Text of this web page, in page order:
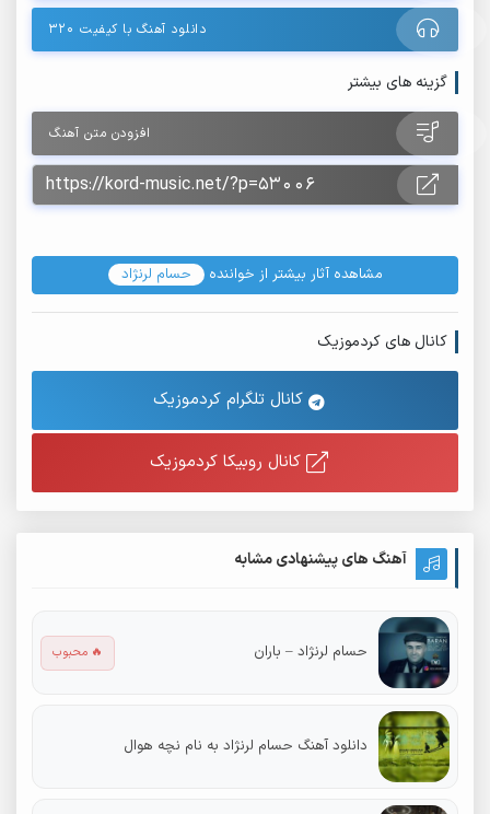
دانلود آهنگ با کیفیت ۳۲۰
گزینه های بیشتر
افزودن متن آهنگ
مشاهده آثار بیشتر از خواننده حسام لرنژاد
کانال های کردموزیک
کانال تلگرام کردموزیک
کانال روبیکا کردموزیک
آهنگ های پیشنهادی مشابه
حسام لرنژاد – باران 🔥 محبوب
دانلود آهنگ حسام لرنژاد به نام نچه هوال